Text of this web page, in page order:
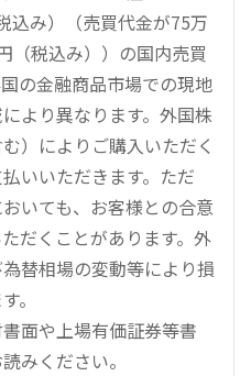
込み）（売買代金が75万
（税込み））の国内売買
の金融商品市場での現地
より異なります。外国株
）によりご購入いただく
いいただきます。ただ
いても、お客様との合意
だくことがあります。外
替相場の変動等により損
。
面や上場有価証券等書
みください。